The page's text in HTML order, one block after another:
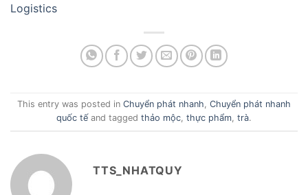
Logistics
This entry was posted in Chuyển phát nhanh, Chuyển phát nhanh
quốc tế and tagged thảo mộc, thực phẩm, trà.
TTS_NHATQUY